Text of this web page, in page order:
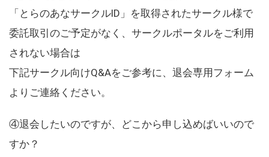
「とらのあなサークルID」を取得されたサークル様で
委託取引のご予定がなく、サークルポータルをご利用
されない場合は
下記サークル向けQ&Aをご参考に、退会専用フォーム
よりご連絡ください。
④退会したいのですが、どこから申し込めばいいので
すか？